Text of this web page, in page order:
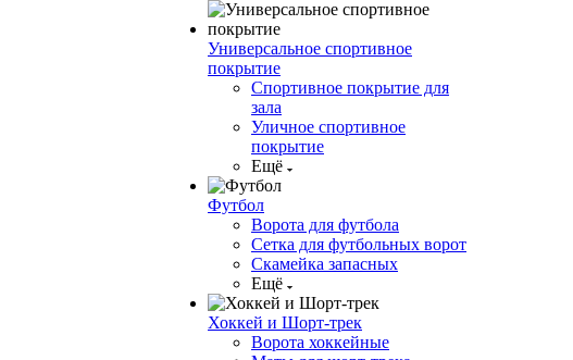
Универсальное спортивное
покрытие
Спортивное покрытие для
зала
Уличное спортивное
покрытие
Ещё
Футбол
Ворота для футбола
Сетка для футбольных ворот
Скамейка запасных
Ещё
Хоккей и Шорт-трек
Ворота хоккейные